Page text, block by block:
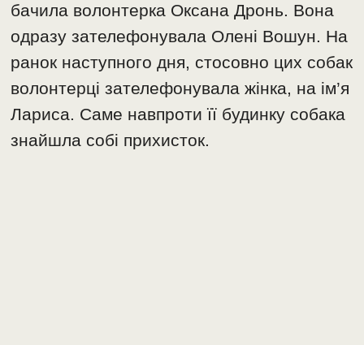
бачила волонтерка Оксана Дронь. Вона
одразу зателефонувала Олені Вошун. На
ранок наступного дня, стосовно цих собак
волонтерці зателефонувала жінка, на ім’я
Лариса. Саме навпроти її будинку собака
знайшла собі прихисток.